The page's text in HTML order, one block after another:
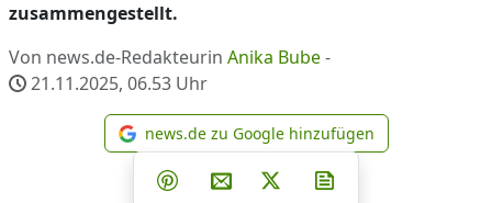
zusammengestellt.
Von news.de-Redakteurin Anika Bube-
21.11.2025, 06.53 Uhr
news.de zu Google
news.de zu Google hinzufügen
Teilen auf Facebook
Teilen auf Whatsapp
Teilen auf Telegram
Teilen auf Pinterest
Per E-Mail teilen
Post auf X